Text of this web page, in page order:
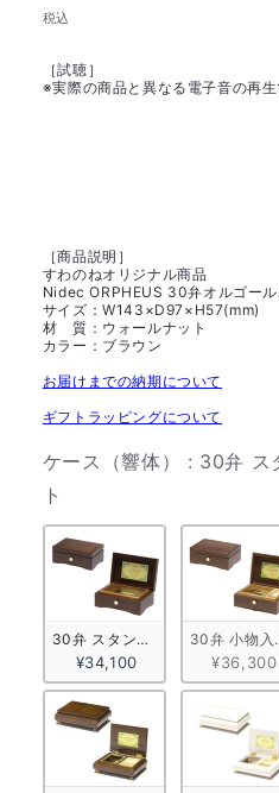
常
格
税込
［試聴］
※実際の商品と異なる電子音の再
［商品説明］
すわのねオリジナル商品
Nidec ORPHEUS 30弁オルゴー
サイズ：W143×D97×H57(mm)
材 質：ウォールナット
カラー：ブラウン
お届けまでの納期について
ギフトラッピングについて
ケース（響体） : 30弁 ス
ト
30弁 スタンダード ウォールナッ
¥34,100
30弁 小物入
¥36,300